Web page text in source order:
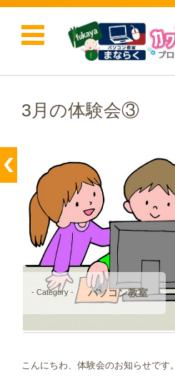
コンテンツに移動
3月の体験会③
- Category - パソコン教室
こんにちわ、体験会のお知らせです。